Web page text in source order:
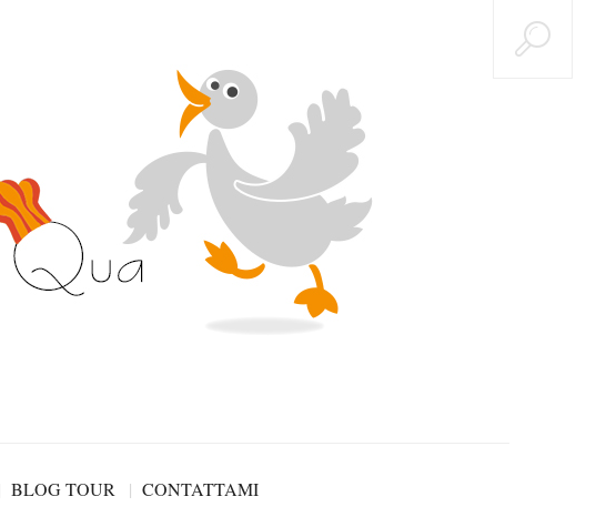
BLOG TOUR CONTATTAMI